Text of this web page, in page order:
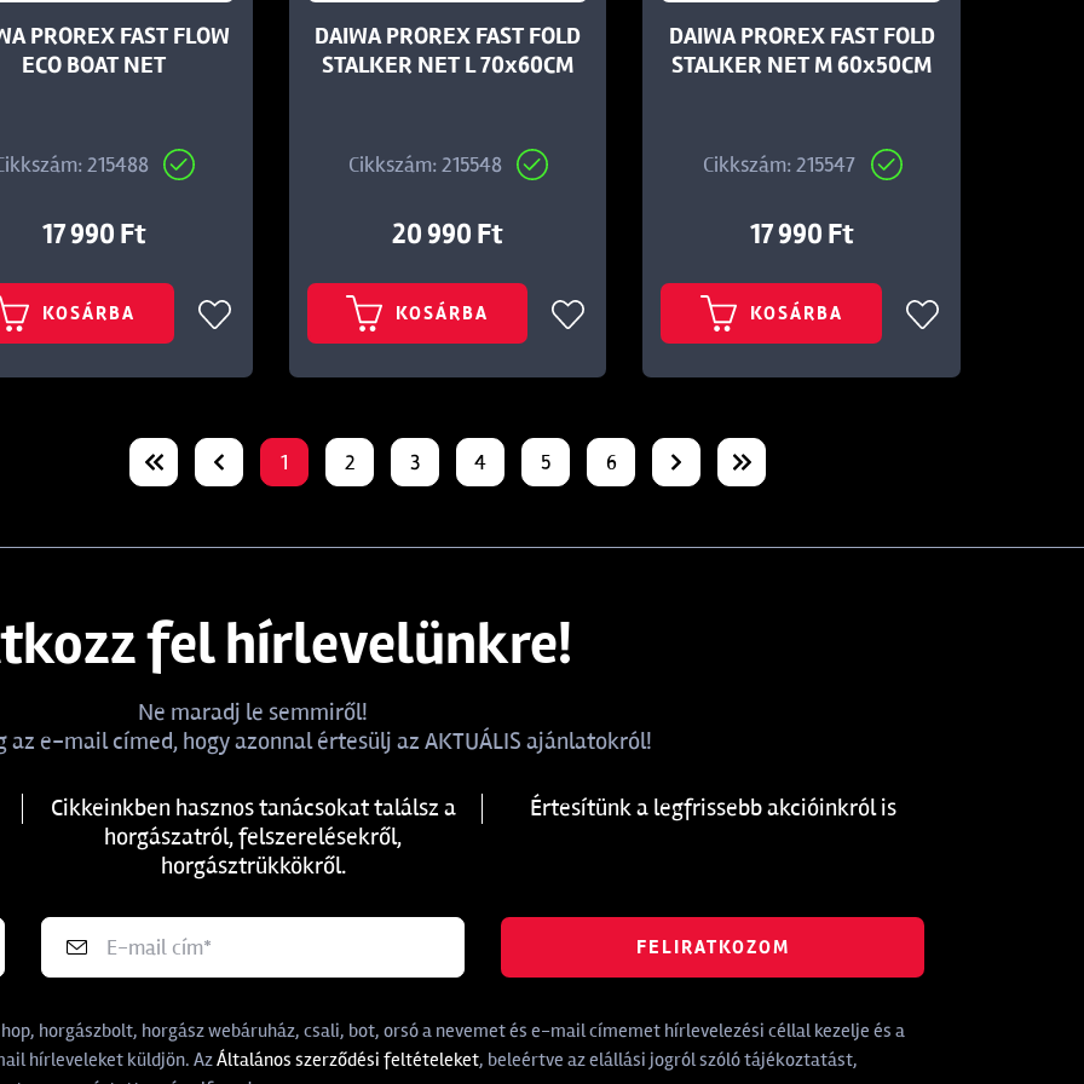
PROREX FAST FLOW
ECO BOAT NET
215488
17 990 Ft
KOSÁRBA
DAIWA PROREX FAST FOLD
STALKER NET L 70x60CM
Cikkszám: 215548
20 990 Ft
KOSÁRBA
DAIWA PROREX FAST FOLD
STALKER NET M 60x50CM
Cikkszám: 215547
17 990 Ft
KOSÁRBA
1 2 3 4 5 6
fel hírlevelünkre!
Ne maradj le semmiről!
az e-mail címed, hogy azonnal értesülj az AKTUÁLIS ajánlatokról!
Cikkeinkben hasznos tanácsokat találsz a
horgászatról, felszerelésekről,
horgásztrükkökről.
Értesítünk a legfrissebb akcióinkról is
FELIRATKOZOM
horgászbolt, horgász webáruház, csali, bot, orsó a nevemet és e-mail címemet hírlevelezési céllal kezelje és a
hírleveleket küldjön. AzÁltalános szerződési feltételeket, beleértve az elállási jogról szóló tájékoztatást,